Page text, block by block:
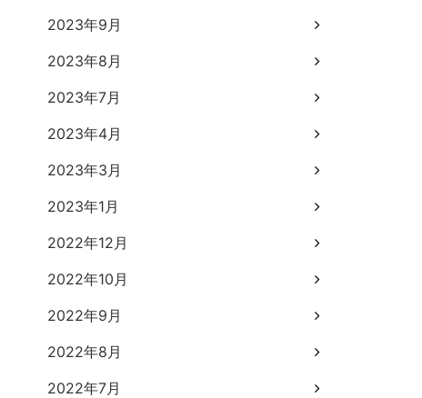
2023年9月
2023年8月
2023年7月
2023年4月
2023年3月
2023年1月
2022年12月
2022年10月
2022年9月
2022年8月
2022年7月